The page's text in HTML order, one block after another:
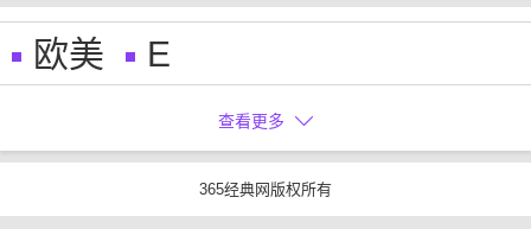
欧美 E
查看更多
365经典网版权所有